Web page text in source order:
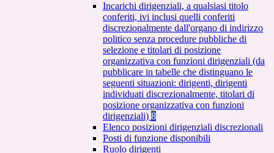
Incarichi dirigenziali, a qualsiasi titolo
conferiti, ivi inclusi quelli conferiti
discrezionalmente dall'organo di indirizzo
politico senza procedure pubbliche di
selezione e titolari di posizione
organizzativa con funzioni dirigenziali (da
pubblicare in tabelle che distinguano le
seguenti situazioni: dirigenti, dirigenti
individuati discrezionalmente, titolari di
posizione organizzativa con funzioni
dirigenziali) 8
Elenco posizioni dirigenziali discrezionali
Posti di funzione disponibili
Ruolo dirigenti